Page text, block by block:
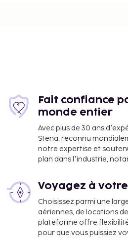
Fait confiance
monde entier
Avec plus de 30 ans
Stena, reconnu
notre expertise et
plan dans l'industrie,
Voyagez à
Choisissez parmi une
aériennes, de locations
plateforme offre
pour que vous puissiez